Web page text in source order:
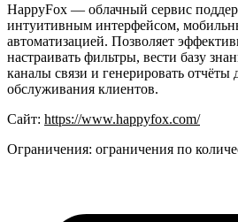
HappyFox — облачный сервис
интуитивным интерфейсом,
автоматизацией. Позволяет
настраивать фильтры, вести базу
каналы связи и генерировать отчёты
обслуживания клиентов.
Сайт: https://www.happyfox.com/
Ограничения: ограничения по